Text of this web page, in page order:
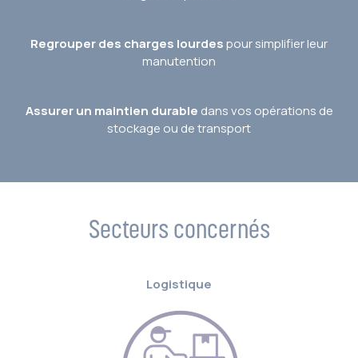
Regrouper des charges lourdespour simplifier leur
manutention
Assurer un maintien durable dans vos opérations de
stockage ou de transport
Secteurs concernés
Logistique